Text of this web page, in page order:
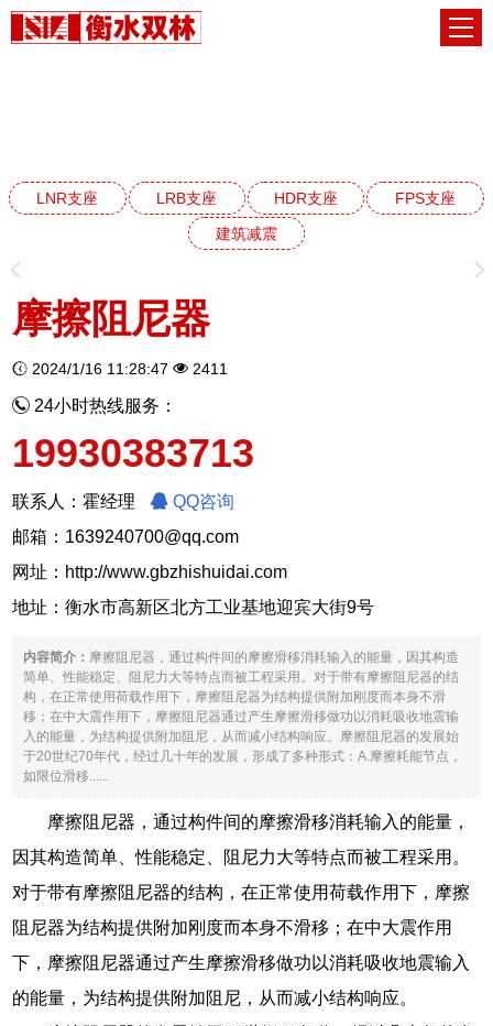
LNR支座 LRB支座 HDR支座
FPS支座
建筑减震
摩擦阻尼器
2024/1/16 11:28:47 2411
24小时热线服务：
19930383713
联系人：霍经理
QQ咨询
邮箱：1639240700@qq.com
网址： http://www.gbzhishuidai.com
地址：衡水市高新区北方工业基地迎宾大街9号
内容简介： 摩擦阻尼器，通过构件间的摩擦滑移消耗输入的能量，因其构造
简单、性能稳定、阻尼力大等特点而被工程采用。对于带有摩擦阻尼器的结
构，在正常使用荷载作用下，摩擦阻尼器为结构提供附加刚度而本身不滑
移；在中大震作用下，摩擦阻尼器通过产生摩擦滑移做功以消耗吸收地震输
入的能量，为结构提供附加阻尼，从而减小结构响应。摩擦阻尼器的发展始
于20世纪70年代，经过几十年的发展，形成了多种形式：A.摩擦耗能节点，
如限位滑移......
摩擦阻尼器，通过构件间的摩擦滑移消耗输入的能量，
因其构造简单、性能稳定、阻尼力大等特点而被工程采用。
对于带有摩擦阻尼器的结构，在正常使用荷载作用下，摩擦
阻尼器为结构提供附加刚度而本身不滑移；在中大震作用
下，摩擦阻尼器通过产生摩擦滑移做功以消耗吸收地震输入
的能量，为结构提供附加阻尼，从而减小结构响应。